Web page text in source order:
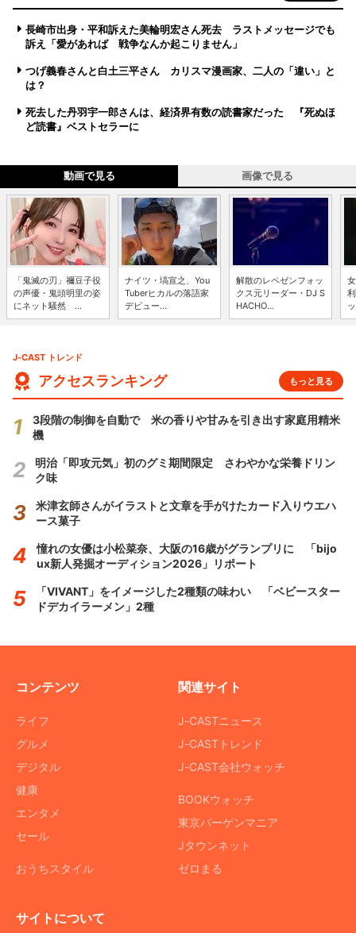
長崎市出身・平和訴えた美輪明宏さん死去 ラストメッセージでも
訴え「愛があれば 戦争なんか起こりません」
つげ義春さんと白土三平さん カリスマ漫画家、二人の「違い」と
は？
死去した丹羽宇一郎さんは、経済界有数の読書家だった 『死ぬほ
ど読書』ベストセラーに
動画で見る 画像で見る
「鬼滅の刃」禰豆子役
の声優・鬼頭明里の姿
にネット騒然 ...
ナイツ・塙宣之、You
Tuberヒカルの落語家
デビュー...
解散のレペゼンフォッ
クス元リーダー・DJ S
HACHO...
J-CAST トレンド
アクセスランキング もっと見る
3段階の制御を自動で 米の香りや甘みを引き出す家庭用精米
機
明治「即攻元気」初のグミ期間限定 さわやかな栄養ドリン
ク味
米津玄師さんがイラストと文章を手がけたカード入りウエハ
ース菓子
憧れの女優は小松菜奈、大阪の16歳がグランプリに 「bijo
ux新人発掘オーディション2026」リポート
「VIVANT」をイメージした2種類の味わい 「ベビースター
ドデカイラーメン」2種
コンテンツ
ライフ
グルメ
デジタル
健康
エンタメ
セール
おうちスタイル
関連サイト
J-CASTニュース
J-CASTトレンド
J-CAST会社ウォッチ
BOOKウォッチ
東京バーゲンマニア
Jタウンネット
ゼロまる
サイトについて